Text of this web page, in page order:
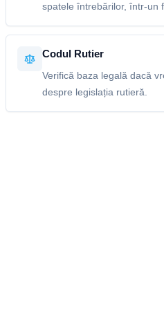
spatele întrebărilor, într-un
Codul Rutier
Verifică baza legală dacă
despre legislația rutieră.